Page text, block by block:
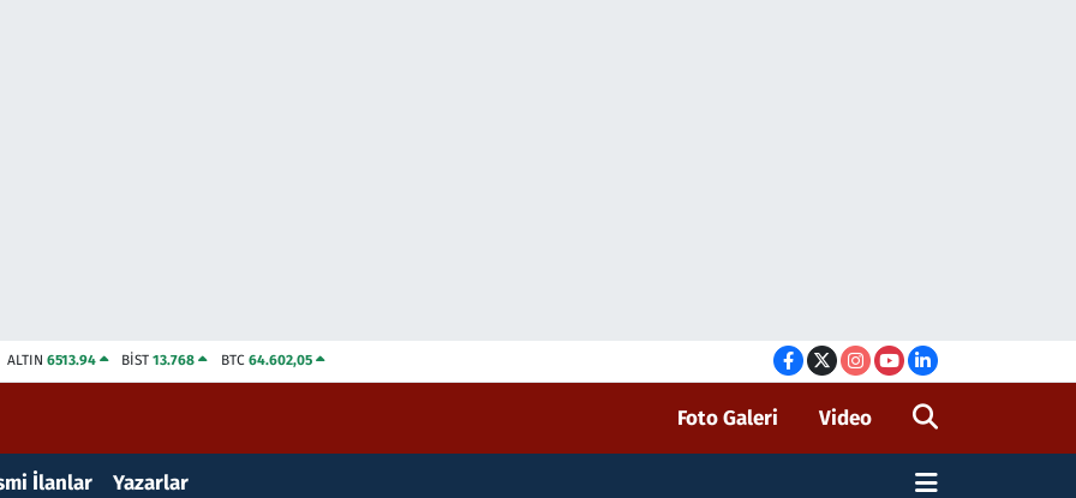
ALTIN 6513.94 BİST13.768 BTC 64.602,05
Foto Galeri Video
İlanlar Yazarlar